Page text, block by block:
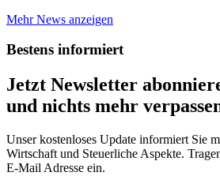
Mehr News anzeigen
Bestens informiert
Jetzt Newsletter
und nichts mehr
Unser kostenloses Update informiert Sie
Wirtschaft und Steuerliche Aspekte.
E-Mail Adresse ein.